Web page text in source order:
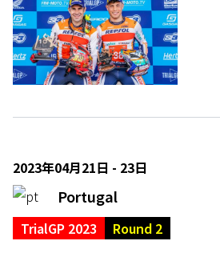
2023年04月21日 - 23日
Portugal
TrialGP 2023 Round 2